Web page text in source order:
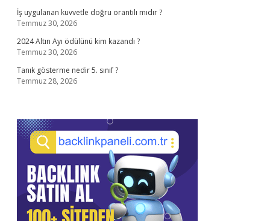
İş uygulanan kuvvetle doğru orantılı mıdır ?
Temmuz 30, 2026
2024 Altın Ayı ödülünü kim kazandı ?
Temmuz 30, 2026
Tanık gösterme nedir 5. sınıf ?
Temmuz 28, 2026